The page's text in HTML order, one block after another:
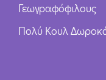
Γεωγραφόφιλους
Πολύ Κουλ